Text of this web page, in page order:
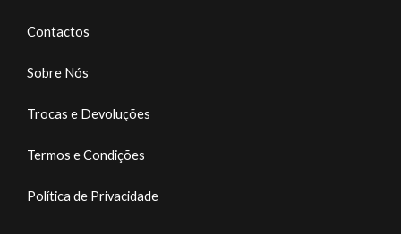
Contactos
Sobre Nós
Trocas e Devoluções
Termos e Condições
Política de Privacidade